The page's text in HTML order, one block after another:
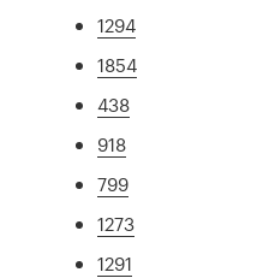
1294
1854
438
918
799
1273
1291